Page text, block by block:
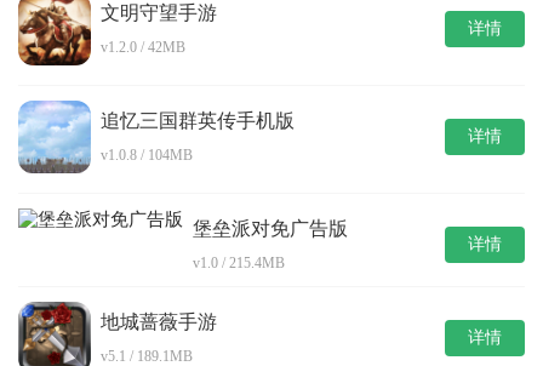
文明守望手游
v1.2.0 / 42MB
详情
追忆三国群英传手机版
v1.0.8 / 104MB
详情
堡垒派对免广告版
v1.0 / 215.4MB
详情
地城蔷薇手游
v5.1 / 189.1MB
详情